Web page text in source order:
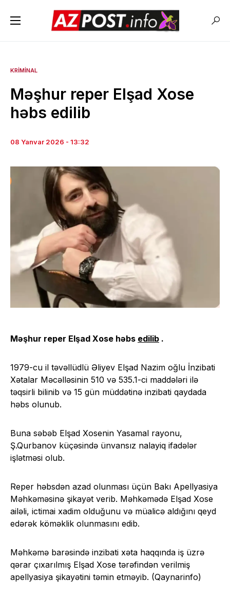
KRIMINAL
Məşhur reper Elşad Xose
həbs edilib
08 Yanvar 2026 - 13:32
Məşhur reper Elşad Xose həbs edilib .
1979-cu il təvəllüdlü Əliyev Elşad Nazim oğlu İnzibati
Xətalar Məcəlləsinin 510 və 535.1-ci maddələri ilə
təqsirli bilinib və 15 gün müddətinə inzibati qaydada
həbs olunub.
Buna səbəb Elşad Xosenin Yasamal rayonu,
Ş.Qurbanov küçəsində ünvansız nalayiq ifadələr
işlətməsi olub.
Reper həbsdən azad olunması üçün Bakı Apellyasiya
Məhkəməsinə şikayət verib. Məhkəmədə Elşad Xose
ailəli, ictimai xadim olduğunu və müalicə aldığını qeyd
edərək köməklik olunmasını edib.
Məhkəmə barəsində inzibati xəta haqqında iş üzrə
qərar çıxarılmış Elşad Xose tərəfindən verilmiş
apellyasiya şikayətini təmin etməyib. (Qaynarinfo)